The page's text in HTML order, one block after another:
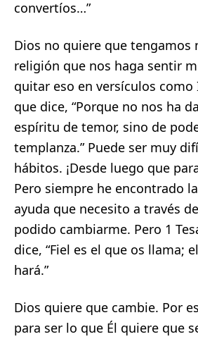
convertíos…”
Dios no quiere que tengamos
religión que nos haga sentir
quitar eso en versículos como
que dice, “Porque no nos ha
espíritu de temor, sino de
templanza.” Puede ser muy
hábitos. ¡Desde luego que
Pero siempre he encontrado
ayuda que necesito a través
podido cambiarme. Pero 1
dice, “Fiel es el que os llama;
hará.”
Dios quiere que cambie. Por
para ser lo que Él quiere que